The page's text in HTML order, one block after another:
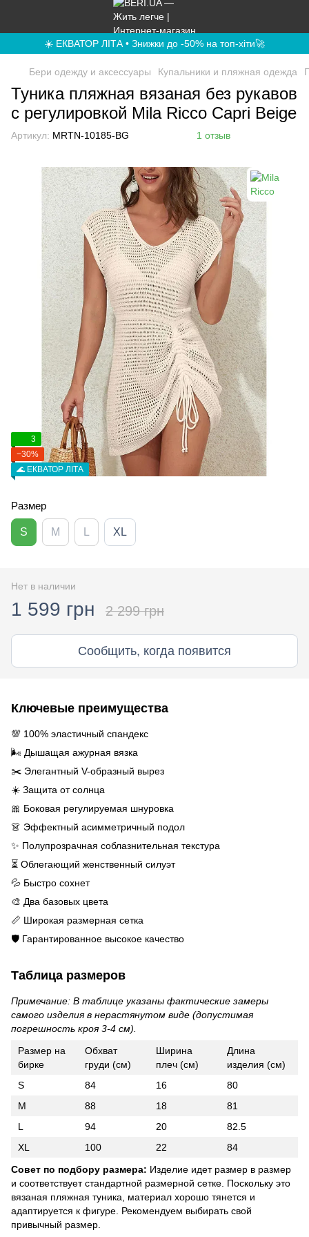
☀️ ЕКВАТОР ЛІТА • Знижки до -50% на топ-хіти🚀
Бери одежду и аксессуары Купальники и пляжная одежда
Туника пляжная вязаная без рукавов
с регулировкой Mila Ricco Capri Beige
Артикул: MRTN-10185-BG 1 отзыв
3
−30%
🌊 ЕКВАТОР ЛІТА
Размер
S M XL
Нет в наличии
1 599 грн 2 299 грн
Сообщить, когда появится
Ключевые преимущества
💯 100% эластичный спандекс
🌬️ Дышащая ажурная вязка
✂️ Элегантный V-образный вырез
☀️ Защита от солнца
🎀 Боковая регулируемая шнуровка
👗 Эффектный асимметричный подол
✨ Полупрозрачная соблазнительная текстура
⏳ Облегающий женственный силуэт
💦 Быстро сохнет
🎨 Два базовых цвета
📏 Широкая размерная сетка
🛡️ Гарантированное высокое качество
Таблица размеров
Примечание: В таблице указаны фактические замеры
самого изделия в нерастянутом виде (допустимая
погрешность кроя 3-4 см).
Размер на
бирке
Обхват
груди (см)
Ширина
плеч (см)
Длина
изделия (см)
S
84 16
80
M
88 18
81
L
94 20
82.5
XL
100 22
84
Совет по подбору размера: Изделие идет размер в размер
и соответствует стандартной размерной сетке. Поскольку это
вязаная пляжная туника, материал хорошо тянется и
адаптируется к фигуре. Рекомендуем выбирать свой
привычный размер.